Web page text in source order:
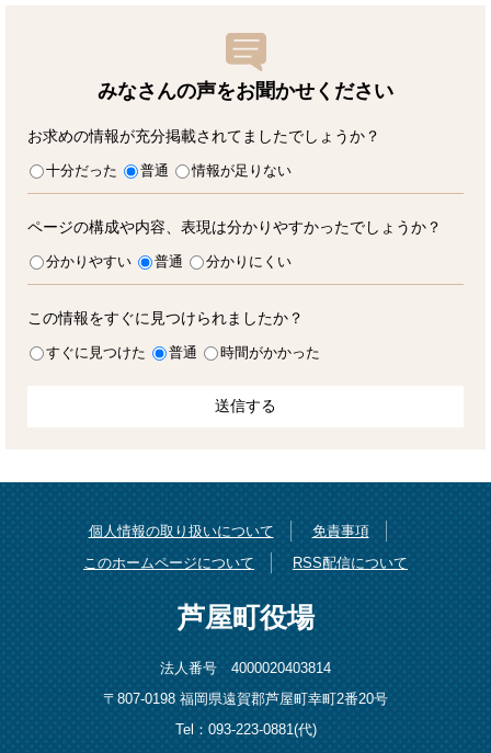
みなさんの声をお聞かせ ください
お求めの情報が充分掲載されてましたでしょうか？
十分だった 普通 情報が足りない
ページの構成や内容、表現は分かりやすかったでしょうか？
分かりやすい 普通 分かりにくい
この情報をすぐに見つけられましたか？
すぐに見つけた 普通 時間がかかった
個人情報の取り扱いについて
免責事項
このホームページについて
RSS配信について
芦屋町役場
法人番号 4000020403814
〒807-0198 福岡県遠賀郡芦屋町幸町2番20号
Tel：093-223-0881(代)